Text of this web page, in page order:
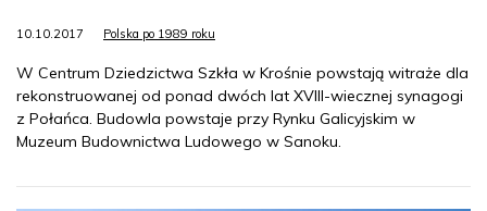
10.10.2017 Polska po 1989 roku
W Centrum Dziedzictwa Szkła w Krośnie powstają witraże dla
rekonstruowanej od ponad dwóch lat XVIII-wiecznej synagogi
z Połańca. Budowla powstaje przy Rynku Galicyjskim w
Muzeum Budownictwa Ludowego w Sanoku.